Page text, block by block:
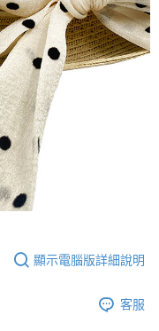
顯示電腦版詳細說明
客服